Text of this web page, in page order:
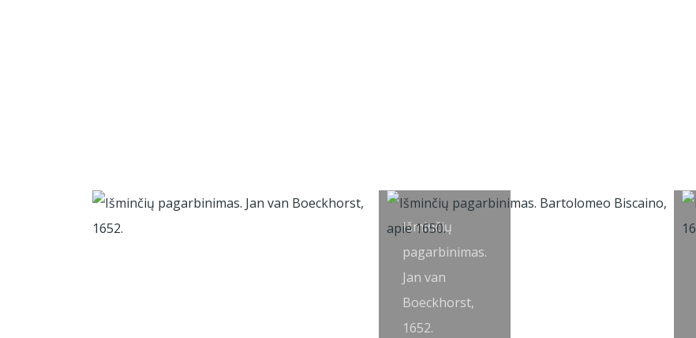
Išminčių
pagarbinimas.
Jan van
Boeckhorst,
1652.